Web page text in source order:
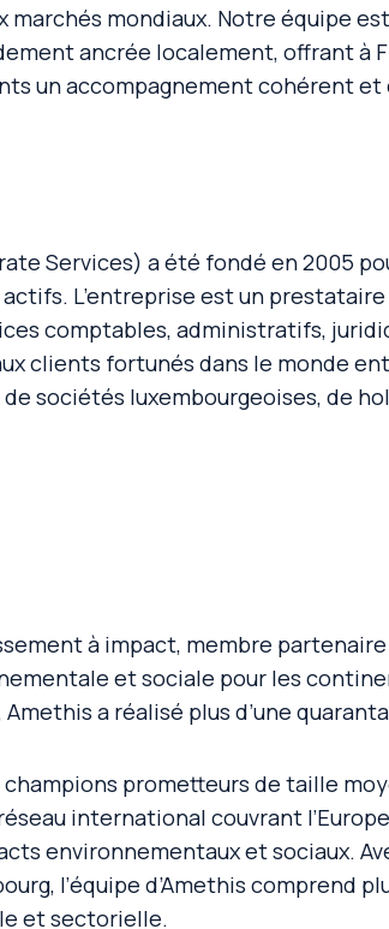
mondiaux. Notre équipe
ancrée localement, offrant à
un accompagnement cohérent
Services) a été fondé en 2005
L’entreprise est un
comptables, administratifs,
clients fortunés dans le monde
sociétés luxembourgeoises, de
à impact, membre
et sociale pour les
a réalisé plus d’une
prometteurs de taille
international couvrant
environnementaux et sociaux.
l’équipe d’Amethis comprend
et sectorielle.